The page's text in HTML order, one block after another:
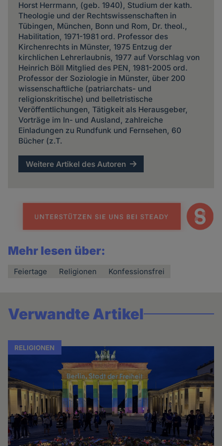
Horst Herrmann, (geb. 1940), Studium der kath.
Theologie und der Rechtswissenschaften in
Tübingen, München, Bonn und Rom, Dr. theol.,
Habilitation, 1971-1981 ord. Professor des
Kirchenrechts in Münster, 1975 Entzug der
kirchlichen Lehrerlaubnis, 1977 auf Vorschlag von
Heinrich Böll Mitglied des PEN, 1981-2005 ord.
Professor der Soziologie in Münster, über 200
wissenschaftliche (patriarchats- und
religionskritische) und belletristische
Veröffentlichungen, Tätigkeit als Herausgeber,
Vorträge im In- und Ausland, zahlreiche
Einladungen zu Rundfunk und Fernsehen, 60
Bücher (z.T.
Weitere Artikel des Autoren
Mehr lesen über:
Feiertage Religionen Konfessionsfrei
Verwandte Artikel
RELIGIONEN